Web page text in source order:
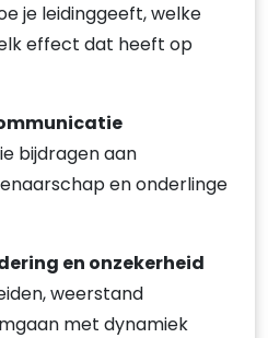
je leidinggeeft, welke
effect dat heeft op
bijdragen aan
en onderlinge
en onzekerheid
weerstand
met dynamiek